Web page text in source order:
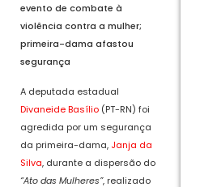
evento de combate à
violência contra a mulher;
primeira-dama afastou
segurança
A deputada estadual
Divaneide Basílio (PT-RN) foi
agredida por um segurança
da primeira-dama, Janja da
Silva, durante a dispersão do
“Ato das Mulheres”, realizado